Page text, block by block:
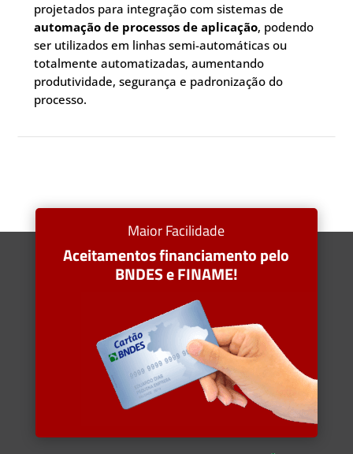
projetados para integração com sistemas de
automação de processos de aplicação, podendo
ser utilizados em linhas semi-automáticas ou
totalmente automatizadas, aumentando
produtividade, segurança e padronização do
processo.
Maior Facilidade
Aceitamentos financiamento pelo
BNDES e FINAME!